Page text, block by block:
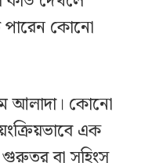
পারেন কোনো
আলাদা। কোনো
এক